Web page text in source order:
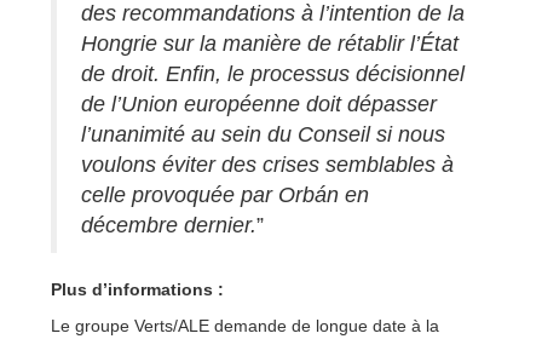
des recommandations à l’intention de la
Hongrie sur la manière de rétablir l’État
de droit. Enfin, le processus décisionnel
de l’Union européenne doit dépasser
l’unanimité au sein du Conseil si nous
voulons éviter des crises semblables à
celle provoquée par Orbán en
décembre dernier.”
Plus d’informations :
Le groupe Verts/ALE demande de longue date à la